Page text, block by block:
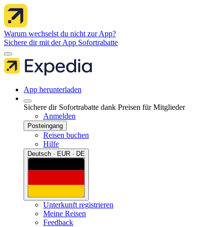
Warum wechselst du nicht zur App?
Sichere dir mit der App Sofortrabatte
App herunterladen
Sichere dir Sofortrabatte dank Preisen für Mitglieder
Anmelden
Posteingang
Reisen buchen
Hilfe
Deutsch · EUR · DE
Unterkunft registrieren
Meine Reisen
Feedback